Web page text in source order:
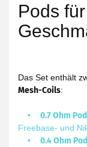
Pods
Das Set enthält
Mesh-Coils:
• 0.7 Ohm
Freebase- und
• 0.4 Ohm